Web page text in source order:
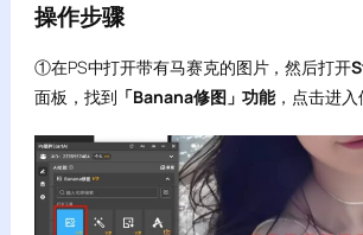
操作步骤
①在PS中打开带有马赛克的图片，然后打开
面板，找到 「Banana修图」功能，点击进入